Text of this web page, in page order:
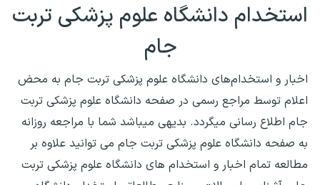
استخدام دانشگاه علوم پزشکی تربت
جام
اخبار و استخدام‌های دانشگاه علوم پزشکی تربت جام به محض
اعلام توسط مراجع رسمی در صفحه دانشگاه علوم پزشکی تربت
جام اطلاع رسانی میگردد. بدیهی میباشد شما با مراجعه روزانه
به صفحه دانشگاه علوم پزشکی تربت جام می توانید علاوه بر
مطالعه تمام اخبار و استخدام های دانشگاه علوم پزشکی تربت